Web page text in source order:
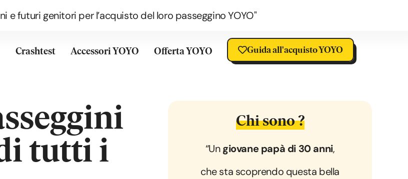
e futuri genitori per l’acquisto del loro passeggino YOYO"
Crashtest Accessori YOYO Offerta YOYO Guida all'acquisto YOYO
tutti i
Chi sono ?
“Ungiovane papà di 30 anni,
che sta scoprendo questa bella